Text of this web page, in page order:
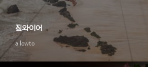
allowto
짚와이어